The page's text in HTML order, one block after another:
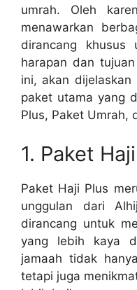
umrah. Oleh
menawarkan
dirancang khusus
harapan dan
ini, akan
paket utama yang
Plus, Paket Umrah,
1. Paket
Paket Haji Plus
unggulan dari
dirancang untuk
yang lebih kaya
jamaah tidak
tetapi juga